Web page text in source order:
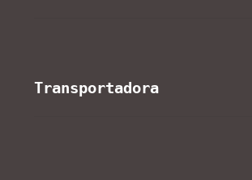
Transportadora